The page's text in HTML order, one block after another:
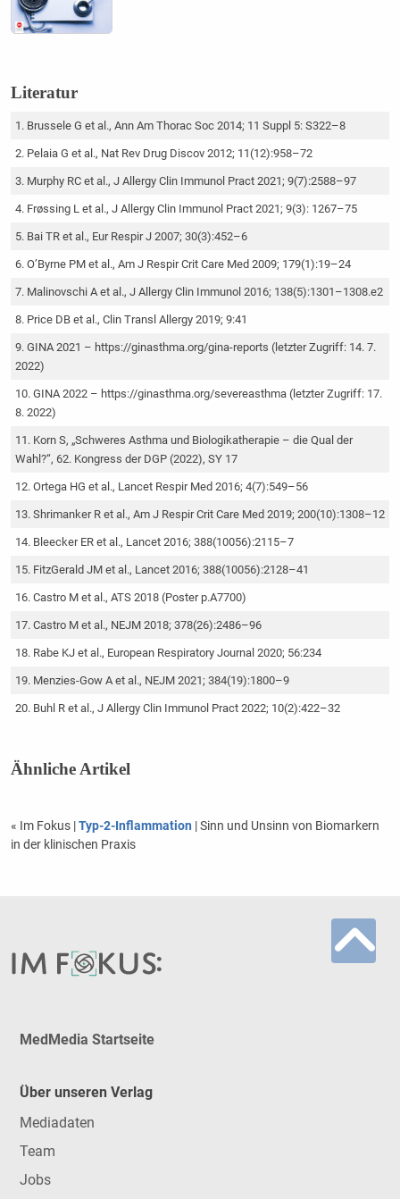
Literatur
Brussele G et al., Ann Am Thorac Soc 2014; 11 Suppl 5: S322–8
Pelaia G et al., Nat Rev Drug Discov 2012; 11(12):958–72
Murphy RC et al., J Allergy Clin Immunol Pract 2021; 9(7):2588–97
Frøssing L et al., J Allergy Clin Immunol Pract 2021; 9(3): 1267–75
Bai TR et al., Eur Respir J 2007; 30(3):452–6
O’Byrne PM et al., Am J Respir Crit Care Med 2009; 179(1):19–24
Malinovschi A et al., J Allergy Clin Immunol 2016; 138(5):1301–1308.e2
Price DB et al., Clin Transl Allergy 2019; 9:41
GINA 2021 – https://ginasthma.org/gina-reports (letzter Zugriff: 14. 7.
2022)
GINA 2022 – https://ginasthma.org/severeasthma (letzter Zugriff: 17.
8. 2022)
Korn S, „Schweres Asthma und Biologikatherapie – die Qual der
Wahl?“, 62. Kongress der DGP (2022), SY 17
Ortega HG et al., Lancet Respir Med 2016; 4(7):549–56
Shrimanker R et al., Am J Respir Crit Care Med 2019; 200(10):1308–12
Bleecker ER et al., Lancet 2016; 388(10056):2115–7
FitzGerald JM et al., Lancet 2016; 388(10056):2128–41
Castro M et al., ATS 2018 (Poster p.A7700)
Castro M et al., NEJM 2018; 378(26):2486–96
Rabe KJ et al., European Respiratory Journal 2020; 56:234
Menzies-Gow A et al., NEJM 2021; 384(19):1800–9
Buhl R et al., J Allergy Clin Immunol Pract 2022; 10(2):422–32
Ähnliche Artikel
« Im Fokus |Typ-2-Inflammation | Sinn und Unsinn von Biomarkern
in der klinischen Praxis
MedMedia Startseite
Über unseren Verlag
Mediadaten
Team
Jobs